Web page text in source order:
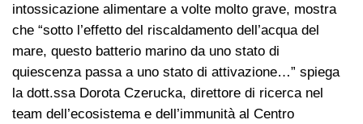
intossicazione alimentare a volte molto grave, mostra
che “sotto l’effetto del riscaldamento dell’acqua del
mare, questo batterio marino da uno stato di
quiescenza passa a uno stato di attivazione…” spiega
la dott.ssa Dorota Czerucka, direttore di ricerca nel
team dell’ecosistema e dell’immunità al Centro